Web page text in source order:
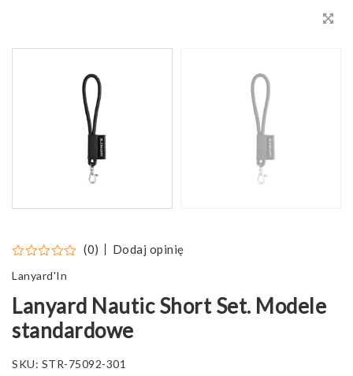
(0) Dodaj opinię
Lanyard'In
Lanyard Nautic Short Set. Modele
standardowe
SKU: STR-75092-301